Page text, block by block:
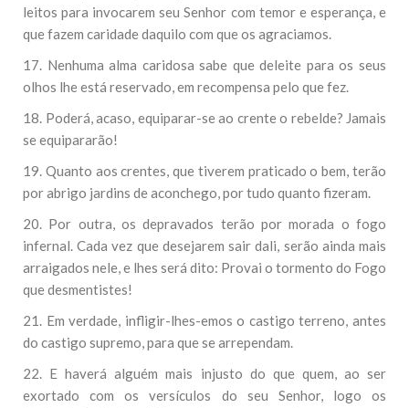
leitos para invocarem seu Senhor com temor e esperança, e
que fazem caridade daquilo com que os agraciamos.
17. Nenhuma alma caridosa sabe que deleite para os seus
olhos lhe está reservado, em recompensa pelo que fez.
18. Poderá, acaso, equiparar-se ao crente o rebelde? Jamais
se equipararão!
19. Quanto aos crentes, que tiverem praticado o bem, terão
por abrigo jardins de aconchego, por tudo quanto fizeram.
20. Por outra, os depravados terão por morada o fogo
infernal. Cada vez que desejarem sair dali, serão ainda mais
arraigados nele, e lhes será dito: Provai o tormento do Fogo
que desmentistes!
21. Em verdade, infligir-lhes-emos o castigo terreno, antes
do castigo supremo, para que se arrependam.
22. E haverá alguém mais injusto do que quem, ao ser
exortado com os versículos do seu Senhor, logo os